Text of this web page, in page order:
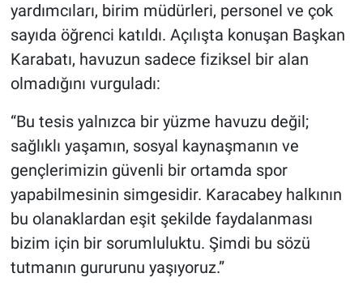
yardımcıları, birim müdürleri, personel ve çok
sayıda öğrenci katıldı. Açılışta konuşan Başkan
Karabatı, havuzun sadece fiziksel bir alan
olmadığını vurguladı:
“Bu tesis yalnızca bir yüzme havuzu değil;
sağlıklı yaşamın, sosyal kaynaşmanın ve
gençlerimizin güvenli bir ortamda spor
yapabilmesinin simgesidir. Karacabey halkının
bu olanaklardan eşit şekilde faydalanması
bizim için bir sorumluluktu. Şimdi bu sözü
tutmanın gururunu yaşıyoruz.”